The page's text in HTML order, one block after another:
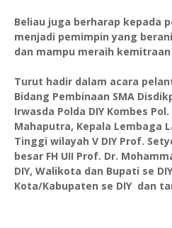
Beliau juga berharap kepada
menjadi pemimpin yang
dan mampu meraih
Turut hadir dalam acara
Bidang Pembinaan SMA
Irwasda Polda DIY Kombes
Mahaputra, Kepala Lembaga
Tinggi wilayah V DIY Prof.
besar FH UII Prof. Dr.
DIY, Walikota dan Bupati se
Kota/Kabupaten se DIY dan